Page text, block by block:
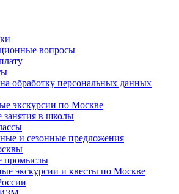
вопросы
обработку персональных данных
экскурсии по Москве
в школы
и сезонные предложения
промыслы
экскурсии и квесты по Москве